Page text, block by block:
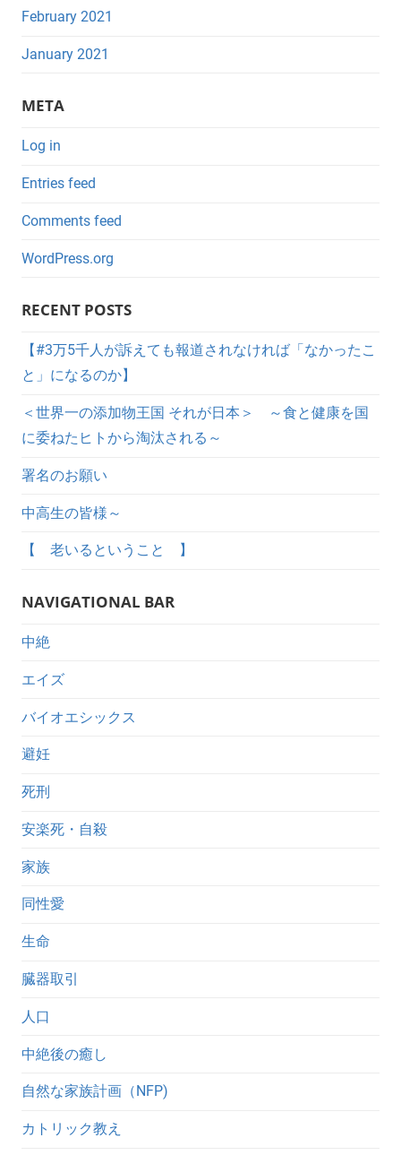
February 2021
January 2021
META
Log in
Entries feed
Comments feed
WordPress.org
RECENT POSTS
【#3万5千人が訴えても報道されなければ「なかったこ
と」になるのか】
＜世界一の添加物王国 それが日本＞ ～食と健康を国
に委ねたヒトから淘汰される～
署名のお願い
中高生の皆様～
【 老いるということ 】
NAVIGATIONAL BAR
中絶
エイズ
バイオエシックス
避妊
死刑
安楽死・自殺
家族
同性愛
生命
臓器取引
人口
中絶後の癒し
自然な家族計画（NFP)
カトリック教え